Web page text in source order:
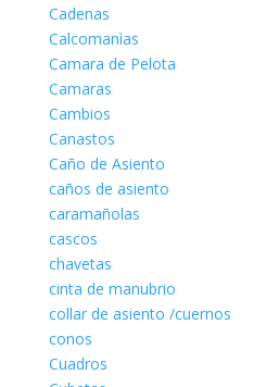
Cadenas
Calcomanìas
Camara de Pelota
Camaras
Cambios
Canastos
Caño de Asiento
caños de asiento
caramañolas
cascos
chavetas
cinta de manubrio
collar de asiento /cuernos
conos
Cuadros